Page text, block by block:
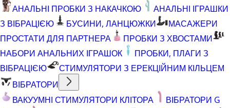
АНАЛЬНІ ПРОБКИ З НАКАЧКОЮ
АНАЛЬНІ ІГРАШКИ
З ВІБРАЦІЄЮ
БУСИНИ, ЛАНЦЮЖКИ
МАСАЖЕРИ
ПРОСТАТИ ДЛЯ ПАРТНЕРА
ПРОБКИ З ХВОСТАМИ
НАБОРИ АНАЛЬНИХ ІГРАШОК
ПРОБКИ, ПЛАГИ З
ВІБРАЦІЄЮ
СТИМУЛЯТОРИ З ЕРЕКЦІЙНИМ КІЛЬЦЕМ
ВІБРАТОРИ
ВАКУУМНІ СТИМУЛЯТОРИ КЛІТОРА
ВІБРАТОРИ G